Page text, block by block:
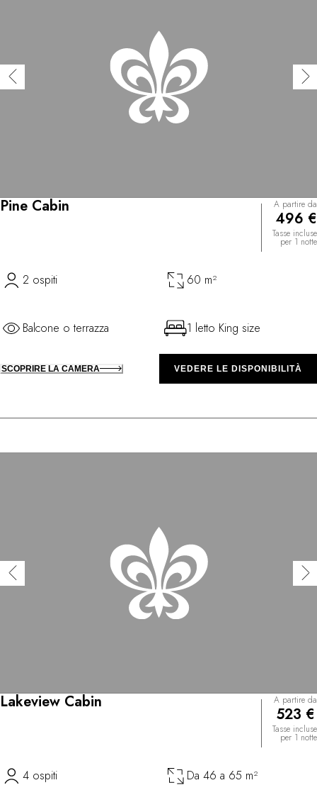
Pine Cabin A partire da
496 €
Tasse incluse
per 1 notte
2 ospiti 60 m²
Balcone o terrazza 1 letto King size
SCOPRIRE LA CAMERA VEDERE LE DISPONIBILITÀ
Lakeview Cabin A partire da
523 €
Tasse incluse
per 1 notte
4 ospiti Da 46 a 65 m²